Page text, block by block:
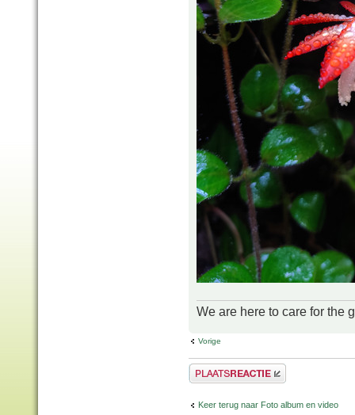
We are here to care for the
Vorige
Plaats een reactie
Keer terug naar Foto album en video